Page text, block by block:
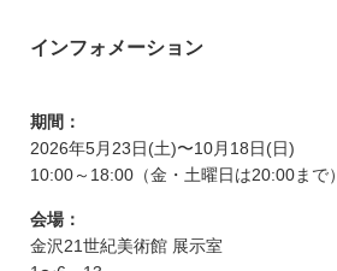
インフォメーション
期間：
2026年5月23日(土)〜10月18日(日)
10:00～18:00（金・土曜日は20:00まで）
会場：
金沢21世紀美術館 展示室